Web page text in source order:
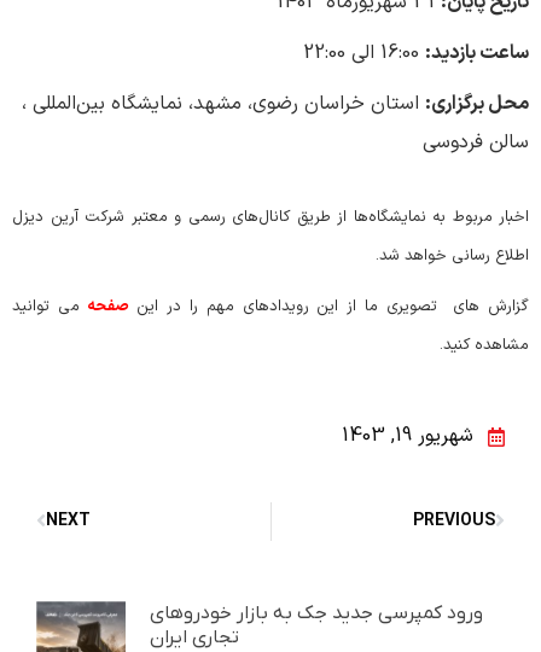
ساعت بازدید:
محل برگزاری: استان خراسان رضوی، مشهد، نمایشگاه بین‌المللی ،
سالن فردوسی
اخبار مربوط به نمایشگاه‌ها از طریق کانال‌های رسمی و معتبر شرکت آرین دیزل
اطلاع رسانی خواهد شد.
گزارش های تصویری ما از این رویدادهای مهم را در این صفحه می توانید
مشاهده کنید.
شهریور 19, 1403
PREVIOUS
NEXT
ورود کمپرسی جدید جک به بازار خودروهای
تجاری ایران